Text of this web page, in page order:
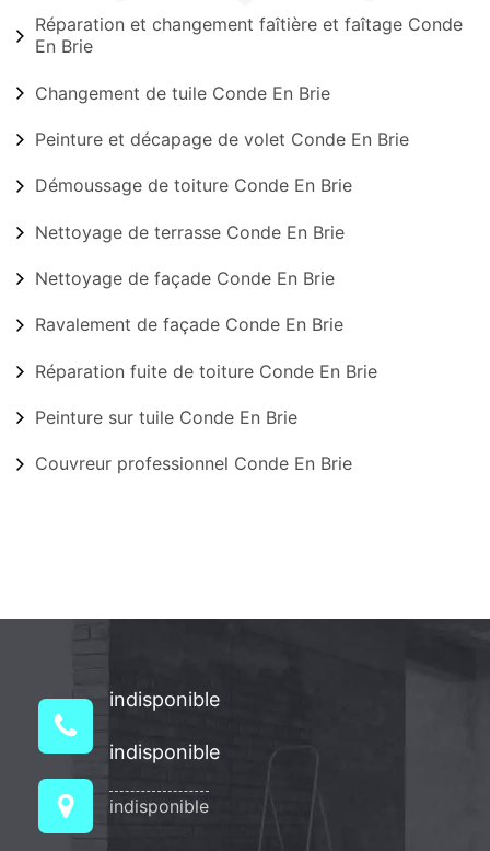
Réparation et changement faîtière et faîtage Conde
En Brie
Changement de tuile Conde En Brie
Peinture et décapage de volet Conde En Brie
Démoussage de toiture Conde En Brie
Nettoyage de terrasse Conde En Brie
Nettoyage de façade Conde En Brie
Ravalement de façade Conde En Brie
Réparation fuite de toiture Conde En Brie
Peinture sur tuile Conde En Brie
Couvreur professionnel Conde En Brie
indisponible
indisponible
indisponible